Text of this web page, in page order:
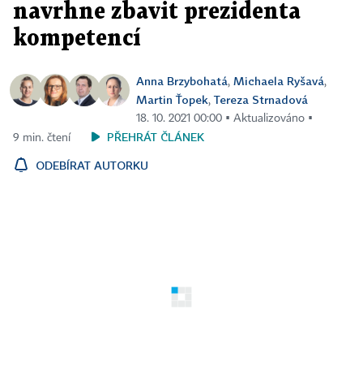
navrhne zbavit prezidenta
kompetencí
Anna Brzybohatá, Michaela Ryšavá,
Martin Ťopek, Tereza Strnadová
18. 10. 2021 00:00 ▪ Aktualizováno ▪
9 min. čtení
PŘEHRÁT ČLÁNEK
ODEBÍRAT AUTORKU